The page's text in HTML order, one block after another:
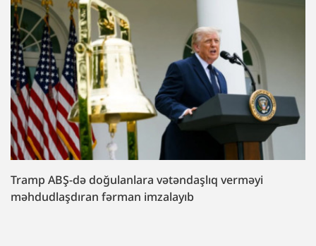
Tramp ABŞ-də doğulanlara vətəndaşlıq verməyi
məhdudlaşdıran fərman imzalayıb